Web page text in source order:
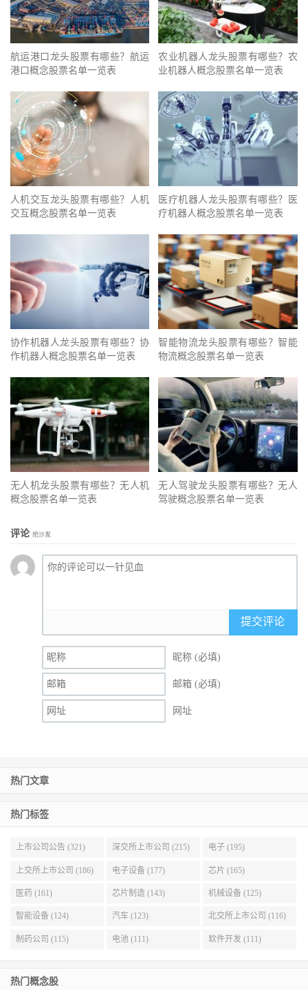
航运港口龙头股票有哪些？航运
港口概念股票名单一览表
农业机器人龙头股票有哪些？农
业机器人概念股票名单一览表
人机交互龙头股票有哪些？人机
交互概念股票名单一览表
医疗机器人龙头股票有哪些？医
疗机器人概念股票名单一览表
协作机器人龙头股票有哪些？协
作机器人概念股票名单一览表
智能物流龙头股票有哪些？智能
物流概念股票名单一览表
无人机龙头股票有哪些？无人机
概念股票名单一览表
无人驾驶龙头股票有哪些？无人
驾驶概念股票名单一览表
评论 抢沙发
提交评论
昵称 (必填)
邮箱 (必填)
网址
热门文章
热门标签
上市公司公告 (321) 深交所上市公司 (215) 电子 (195)
上交所上市公司 (186) 电子设备 (177) 芯片 (165)
医药 (161) 芯片制造 (143) 机械设备 (125)
智能设备 (124) 汽车 (123) 北交所上市公司 (116)
制药公司 (115) 电池 (111) 软件开发 (111)
热门概念股